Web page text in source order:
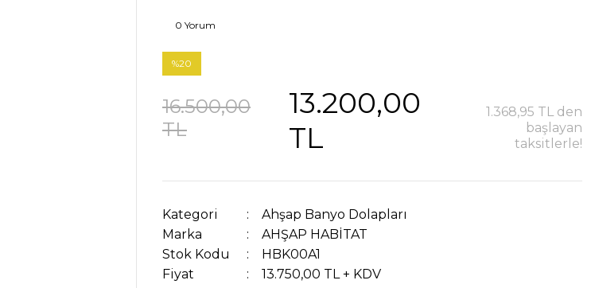
0 Yorum
%20
16.500,00
TL
13.200,00
TL
1.368,95 TL den
başlayan
taksitlerle!
Kategori
Ahşap Banyo Dolapları
Marka
AHŞAP HABİTAT
Stok Kodu
HBK00A1
Fiyat
13.750,00 TL + KDV